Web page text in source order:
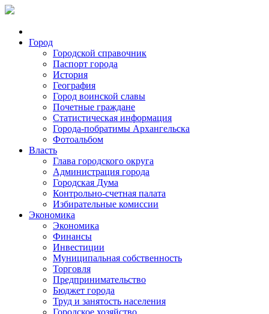
Город
Городской справочник
Паспорт города
История
География
Город воинской славы
Почетные граждане
Статистическая информация
Города-побратимы Архангельска
Фотоальбом
Власть
Глава городского округа
Администрация города
Городская Дума
Контрольно-счетная палата
Избирательные комиссии
Экономика
Экономика
Финансы
Инвестиции
Муниципальная собственность
Торговля
Предпринимательство
Бюджет города
Труд и занятость населения
Городское хозяйство